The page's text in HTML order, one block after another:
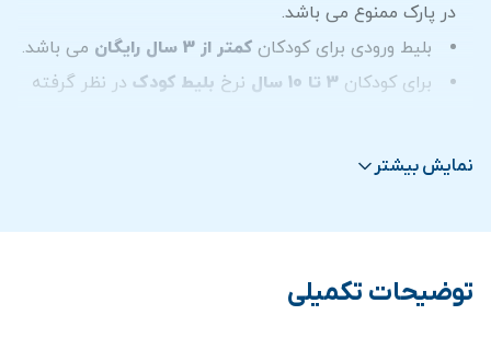
در پارک ممنوع می باشد.
بليط ورودی برای كودكان كمتر از 3 سال رايگان
می باشد.
برای کودکان
نرخ بلیط کودک در نظر گرفته
مسئوليت هر گونه خسارت ناشی از سهل انگاری يا عدم
شده و آسيب ديده ندارد.
نمایش بیشتر
توضیحات تکمیلی